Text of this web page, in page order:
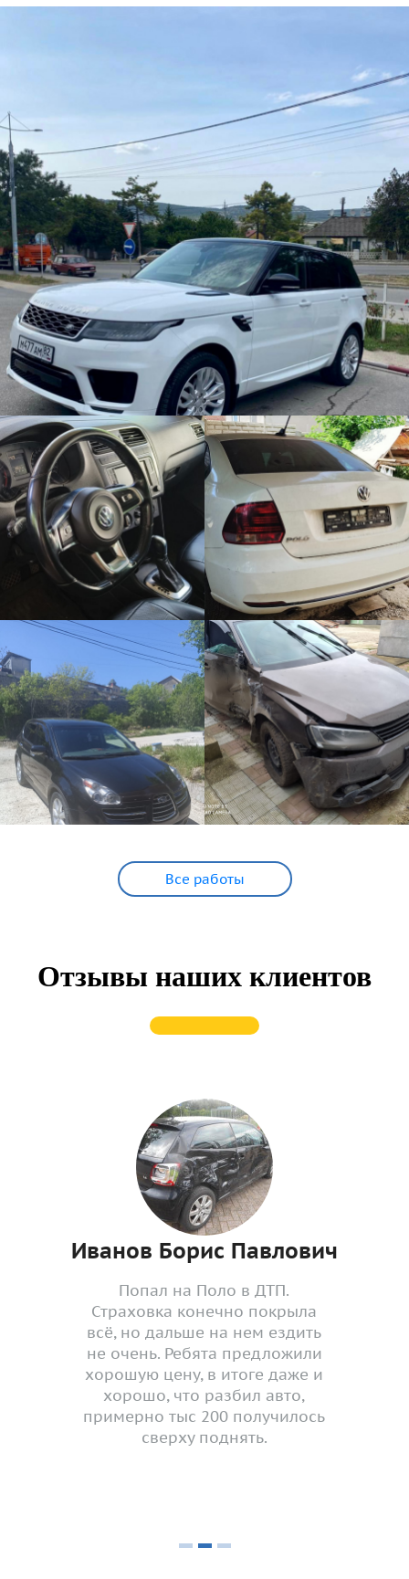
Все работы
Отзывы наших клиентов
Иванов Борис Павлович
Попал на Поло в ДТП.
Страховка конечно покрыла
всё, но дальше на нем ездить
не очень. Ребята предложили
хорошую цену, в итоге даже и
хорошо, что разбил авто,
примерно тыс 200 получилось
сверху поднять.